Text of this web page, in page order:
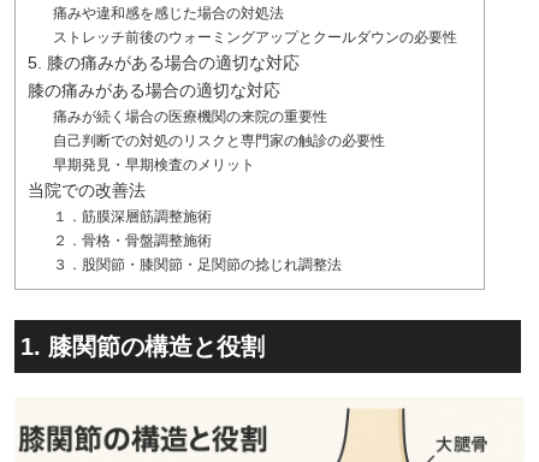
痛みや違和感を感じた場合の対処法
ストレッチ前後のウォーミングアップとクールダウンの必要性
5. 膝の痛みがある場合の適切な対応
膝の痛みがある場合の適切な対応
痛みが続く場合の医療機関の来院の重要性
自己判断での対処のリスクと専門家の触診の必要性
早期発見・早期検査のメリット
当院での改善法
１．筋膜深層筋調整施術
２．骨格・骨盤調整施術
３．股関節・膝関節・足関節の捻じれ調整法
1. 膝関節の構造と役割